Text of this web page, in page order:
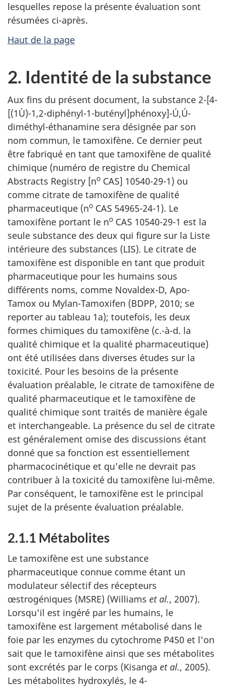
lesquelles repose la présente évaluation sont
résumées ci-après.
Haut de la page
2. Identité de la substance
Aux fins du présent document, la substance 2-[4-
[(1Ù)-1,2-diphényl-1-butényl]phénoxy]-Ú,Ú-
diméthyl-éthanamine sera désignée par son
nom commun, le tamoxifène. Ce dernier peut
être fabriqué en tant que tamoxifène de qualité
chimique (numéro de registre du Chemical
Abstracts Registry [no CAS] 10540-29-1) ou
comme citrate de tamoxifène de qualité
pharmaceutique (no CAS 54965-24-1). Le
tamoxifène portant le no CAS 10540-29-1 est la
seule substance des deux qui figure sur la Liste
intérieure des substances (LIS). Le citrate de
tamoxifène est disponible en tant que produit
pharmaceutique pour les humains sous
différents noms, comme Novaldex-D, Apo-
Tamox ou Mylan-Tamoxifen (BDPP, 2010; se
reporter au tableau 1a); toutefois, les deux
formes chimiques du tamoxifène (c.-à-d. la
qualité chimique et la qualité pharmaceutique)
ont été utilisées dans diverses études sur la
toxicité. Pour les besoins de la présente
évaluation préalable, le citrate de tamoxifène de
qualité pharmaceutique et le tamoxifène de
qualité chimique sont traités de manière égale
et interchangeable. La présence du sel de citrate
est généralement omise des discussions étant
donné que sa fonction est essentiellement
pharmacocinétique et qu'elle ne devrait pas
contribuer à la toxicité du tamoxifène lui-même.
Par conséquent, le tamoxifène est le principal
sujet de la présente évaluation préalable.
2.1.1 Métabolites
Le tamoxifène est une substance
pharmaceutique connue comme étant un
modulateur sélectif des récepteurs
œstrogéniques (MSRE) (Williams et al., 2007).
Lorsqu'il est ingéré par les humains, le
tamoxifène est largement métabolisé dans le
foie par les enzymes du cytochrome P450 et l'on
sait que le tamoxifène ainsi que ses métabolites
sont excrétés par le corps (Kisanga et al., 2005).
Les métabolites hydroxylés, le 4-